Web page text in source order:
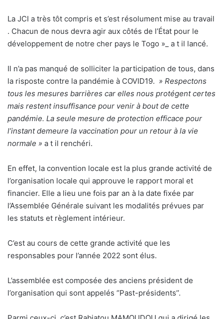
La JCI a très tôt compris et s’est résolument mise au travail
. Chacun de nous devra agir aux côtés de l’État pour le
développement de notre cher pays le Togo »_ a t il lancé.
Il n’a pas manqué de solliciter la participation de tous, dans
la risposte contre la pandémie à COVID19. » Respectons
tous les mesures barrières car elles nous protégent certes
mais restent insuffisance pour venir à bout de cette
pandémie. La seule mesure de protection efficace pour
l’instant demeure la vaccination pour un retour à la vie
normale » a t il renchéri.
En effet, la convention locale est la plus grande activité de
l’organisation locale qui approuve le rapport moral et
financier. Elle a lieu une fois par an à la date fixée par
l’Assemblée Générale suivant les modalités prévues par
les statuts et règlement intérieur.
C’est au cours de cette grande activité que les
responsables pour l’année 2022 sont élus.
L’assemblée est composée des anciens président de
l’organisation qui sont appelés ‘’Past-présidents’’.